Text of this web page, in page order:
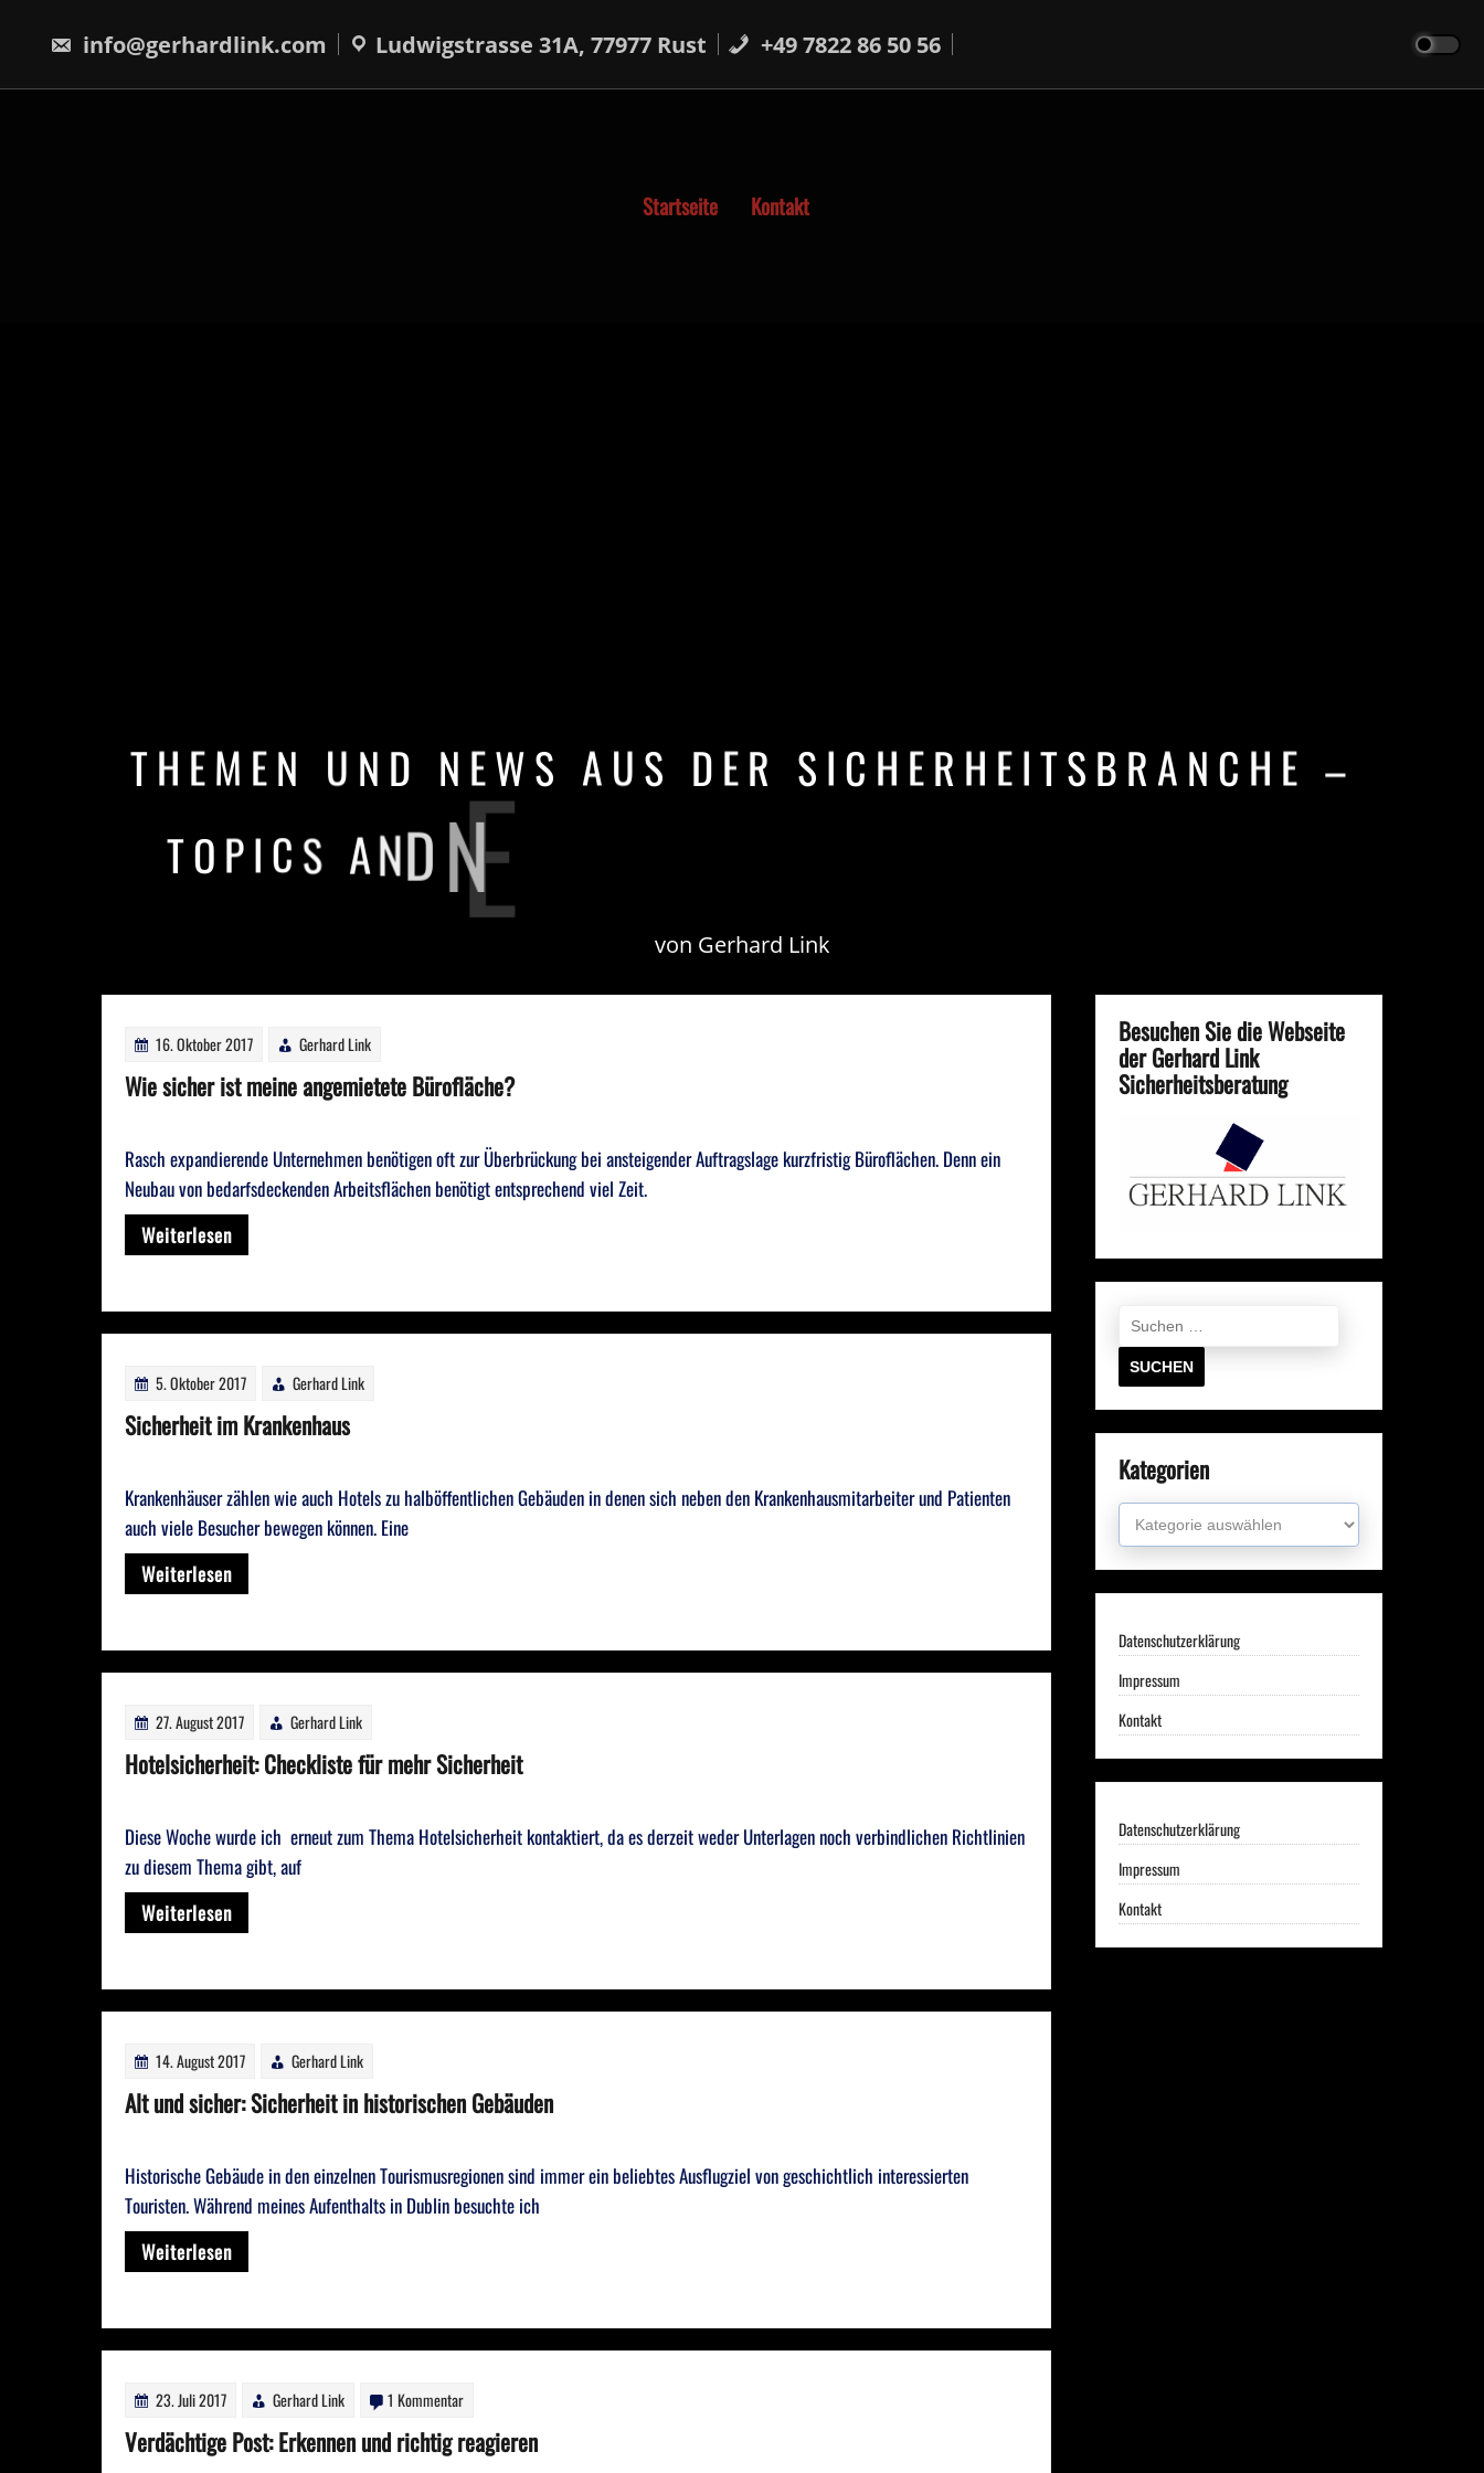
info@gerhardlink.com Ludwigstrasse 31A, 77977 Rust +49 7822 86 50 56
Startseite Kontakt
TH EM EN U N D N EWS AUS DER SIC H ER H EITSBRANC H E –
TOPICS AND NE
von Gerhard Link
16. Oktober 2017 Gerhard Link
Wie sicher ist meine angemietete Bürofläche?
Rasch expandierende Unternehmen benötigen oft zur Überbrückung bei ansteigender Auftragslage kurzfristig Büroflächen. Denn ein
Neubau von bedarfsdeckenden Arbeitsflächen benötigt entsprechend viel Zeit.
Weiterlesen
5. Oktober 2017 Gerhard Link
Sicherheit im Krankenhaus
Krankenhäuser zählen wie auch Hotels zu halböffentlichen Gebäuden in denen sich neben den Krankenhausmitarbeiter und Patienten
auch viele Besucher bewegen können. Eine
Weiterlesen
27. August 2017 Gerhard Link
Hotelsicherheit: Checkliste für mehr Sicherheit
Diese Woche wurde ich erneut zum Thema Hotelsicherheit kontaktiert, da es derzeit weder Unterlagen noch verbindlichen Richtlinien
zu diesem Thema gibt, auf
Weiterlesen
14. August 2017 Gerhard Link
Alt und sicher: Sicherheit in historischen Gebäuden
Historische Gebäude in den einzelnen Tourismusregionen sind immer ein beliebtes Ausflugziel von geschichtlich interessierten
Touristen. Während meines Aufenthalts in Dublin besuchte ich
Weiterlesen
23. Juli 2017 Gerhard Link 1 Kommentarzu
Verdächtige
Verdächtige Post: Erkennen und richtig reagieren
Besuchen Sie die Webseite
der Gerhard Link
Sicherheitsberatung
nach:
Kategorien
Kategorien
Datenschutzerklärung
Impressum
Kontakt
Datenschutzerklärung
Impressum
Kontakt